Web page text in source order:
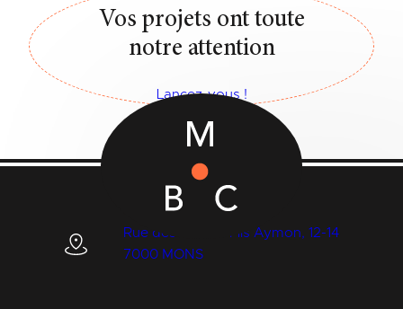
Vos projets ont toute
notre attention
Lancez-vous !
Rue des Quatre Fils Aymon, 12-14
7000 MONS